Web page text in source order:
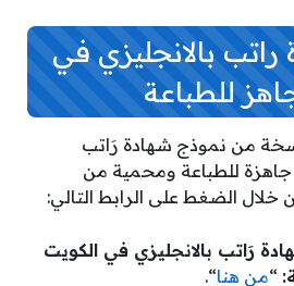
بالانجليزي في
من نموذج شهادة رَاتب
جاهزة للطباعة ومحمية من
رَاتب بالانجليزي في الكويت
“من هنا“.